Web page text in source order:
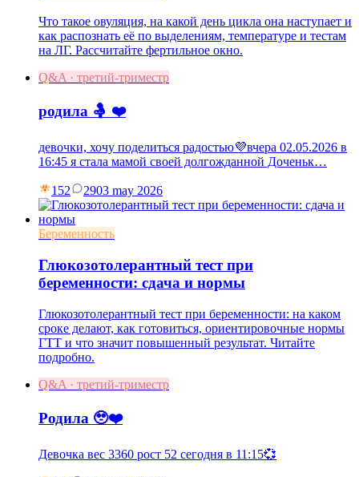
Что такое овуляция, на какой день цикла она наступает и
как распознать её по выделениям, температуре и тестам
на ЛГ. Рассчитайте фертильное окно.
Q&A · третий-триместр
родила 🤱 ❤️
девочки, хочу поделиться радостью💜вчера 02.05.2026 в
16:45 я стала мамой своей долгожданной Доченьк…
152 2903 may 2026
Беременность
Глюкозотолерантный тест при
беременности: сдача и нормы
Глюкозотолерантный тест при беременности: на каком
сроке делают, как готовиться, ориентировочные нормы
ГТТ и что значит повышенный результат. Читайте
подробно.
Q&A · третий-триместр
Родила 🥹❤️
Девочка вес 3360 рост 52 сегодня в 11:15💞